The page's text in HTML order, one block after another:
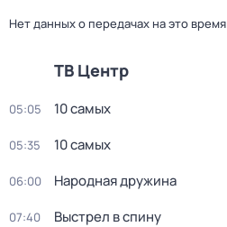
Нет данных о передачах на это время
ТВ Центр
05:05 10 самых
05:35 10 самых
06:00 Народная дружина
07:40 Выстрел в спину